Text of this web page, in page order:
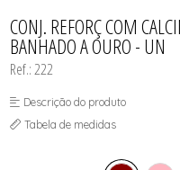
CONJUNTOS
SUTIÃS
CONJ. REFORÇ COM
BANHADO A OURO - UN
Ref.: 222
Descrição do produto
Tabela de medidas